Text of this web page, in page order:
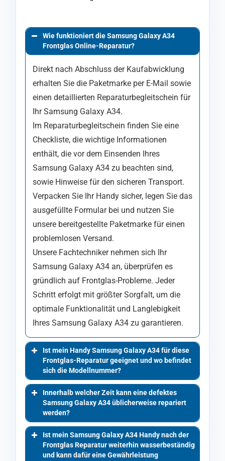
Wie funktioniert die Samsung Galaxy A34
Frontglas Online-Reparatur?
Direkt nach Abschluss der Kaufabwicklung
erhalten Sie die Paketmarke per E-Mail sowie
einen detaillierten Reparaturbegleitschein für
Ihr Samsung Galaxy A34.
Im Reparaturbegleitschein finden Sie eine
Checkliste, die wichtige Informationen
enthält, die vor dem Einsenden Ihres
Samsung Galaxy A34 zu beachten sind,
sowie Hinweise für den sicheren Transport.
Verpacken Sie Ihr Handy sicher, legen Sie das
ausgefüllte Formular bei und nutzen Sie
unsere bereitgestellte Paketmarke für einen
problemlosen Versand.
Unsere Fachtechniker nehmen sich Ihr
Samsung Galaxy A34 an, überprüfen es
gründlich auf Frontglas-Probleme. Jeder
Schritt erfolgt mit größter Sorgfalt, um die
optimale Funktionalität und Langlebigkeit
Ihres Samsung Galaxy A34 zu garantieren.
Ist mein Handy Samsung Galaxy A34 für diese
Frontglas-Reparatur geeignet und wo befindet
sich die Modellnummer?
Innerhalb welcher Zeit kann eine defektes
Samsung Galaxy A34 üblicherweise repariert
werden?
Ist mein Samsung Galaxy A34 Handy nach der
Frontglas Reparatur weiterhin wasserbeständig
und kann dafür eine Gewährleistung